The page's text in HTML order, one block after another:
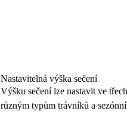
Nastavitelná výška sečení
Výšku sečení lze nastavit ve
různým typům trávníků a